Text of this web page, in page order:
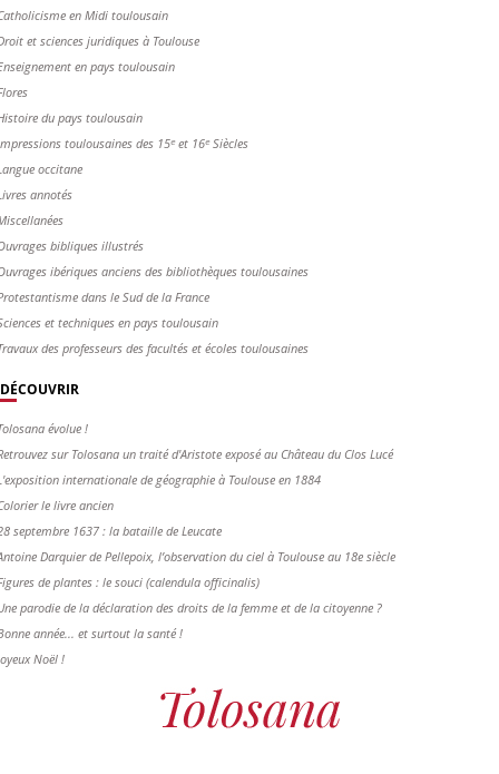
en Midi toulousain
et sciences juridiques à Toulouse
en pays toulousain
du pays toulousain
toulousaines des 15ᵉ et 16ᵉ Siècles
occitane
annotés
bibliques illustrés
ibériques anciens des bibliothèques toulousaines
dans le Sud de la France
et techniques en pays toulousain
des professeurs des facultés et écoles toulousaines
DÉCOUVRIR
évolue !
sur Tolosana un traité d'Aristote exposé au Château du Clos Lucé
internationale de géographie à Toulouse en 1884
le livre ancien
septembre 1637 : la bataille de Leucate
Darquier de Pellepoix, l’observation du ciel à Toulouse au 18e siècle
de plantes : le souci (calendula officinalis)
parodie de la déclaration des droits de la femme et de la citoyenne ?
année... et surtout la santé !
Noël !